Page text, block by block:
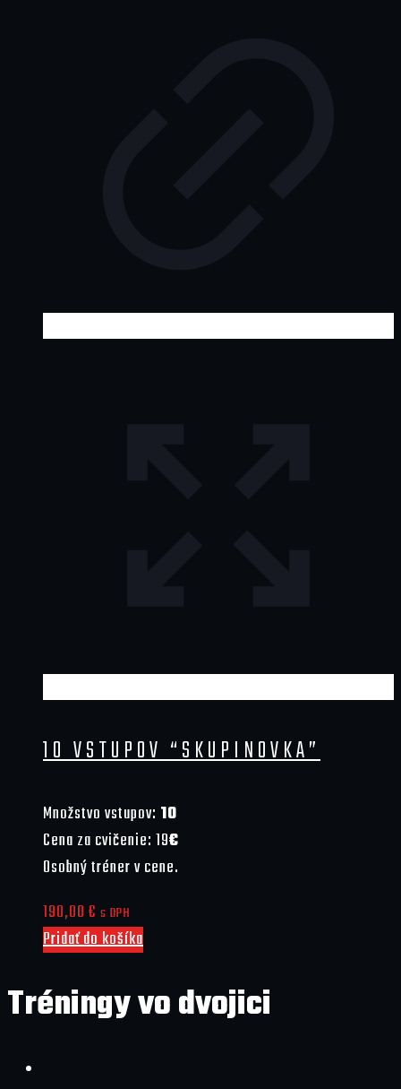
10 VSTUPOV “SKUPINOVKA”
Množstvo vstupov: 10
Cena za cvičenie: 19€
Osobný tréner v cene.
190,00 € s DPH
Pridať do košíka
Tréningy vo dvojici